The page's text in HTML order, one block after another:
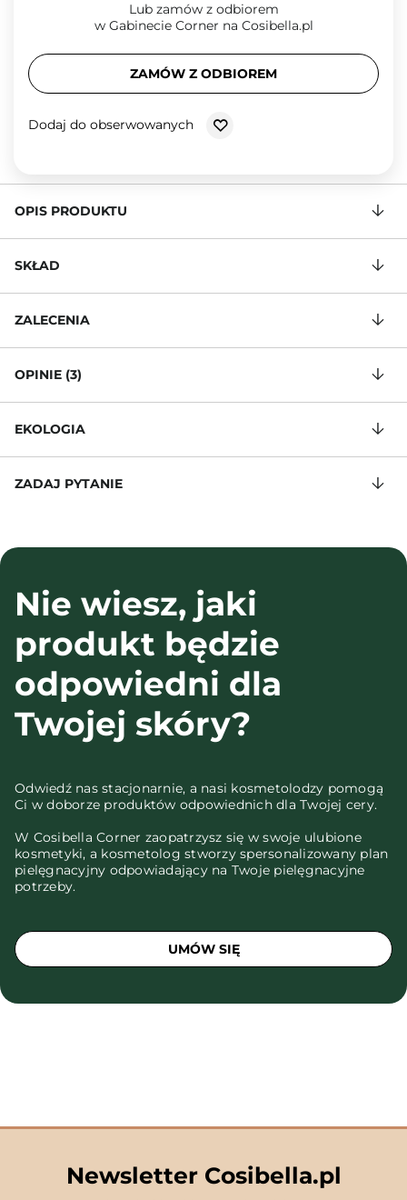
Lub zamów z odbiorem
w Gabinecie Corner na Cosibella.pl
ZAMÓW Z ODBIOREM
Dodaj do obserwowanych
OPIS PRODUKTU
SKŁAD
ZALECENIA
OPINIE (3)
EKOLOGIA
ZADAJ PYTANIE
Nie wiesz, jaki
produkt będzie
odpowiedni dla
Twojej skóry?
Odwiedź nas stacjonarnie, a nasi kosmetolodzy pomogą
Ci w doborze produktów odpowiednich dla Twojej cery.
W Cosibella Corner zaopatrzysz się w swoje ulubione
kosmetyki, a kosmetolog stworzy spersonalizowany plan
pielęgnacyjny odpowiadający na Twoje pielęgnacyjne
potrzeby.
UMÓW SIĘ
Newsletter Cosibella.pl